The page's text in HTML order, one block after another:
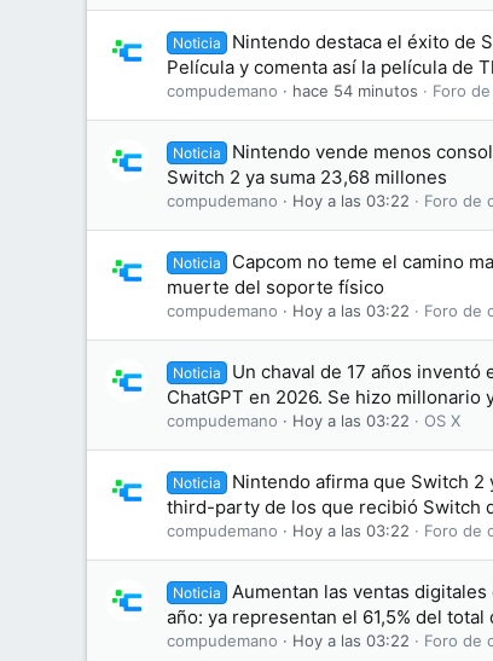
Noticia
Nintendo destaca el éxito de
Película y comenta así la película de
compudemano hace 54 minutos Foro
Noticia
Nintendo vende menos
Switch 2 ya suma 23,68 millones
compudemano Hoy a las 03:22 Foro de
Noticia
Capcom no teme el camino
muerte del soporte físico
compudemano Hoy a las 03:22 Foro de
Noticia
Un chaval de 17 años inventó
ChatGPT en 2026. Se hizo millonario
compudemano Hoy a las 03:22 OS X
Noticia
Nintendo afirma que Switch 2
third-party de los que recibió Switch
compudemano Hoy a las 03:22 Foro de
Noticia
Aumentan las ventas
año: ya representan el 61,5% del
compudemano Hoy a las 03:22 Foro de